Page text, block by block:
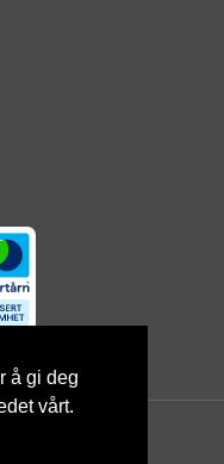
å gi deg
vårt.